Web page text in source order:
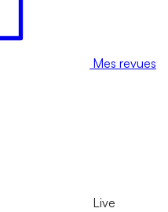
Mes revues
Live